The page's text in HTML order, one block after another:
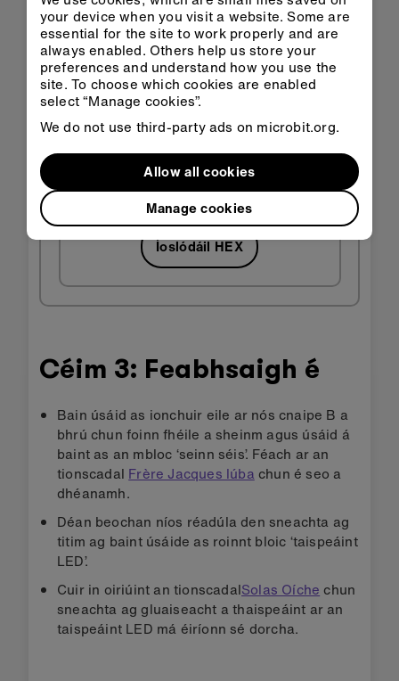
Oscail i
Seomra
ranga
Oscail in
MakeCode
Íoslódáil HEX
Céim 3: Feabhsaigh é
Bain úsáid as ionchuir eile ar nós cnaipe B a
bhrú chun foinn fhéile a sheinm agus úsáid á
baint as an mbloc ‘seinn séis’. Féach ar an
tionscadal Frère Jacques lúba chun é seo a
dhéanamh.
Déan beochan níos réadúla den sneachta ag
titim ag baint úsáide as roinnt bloic ‘taispeáint
LED’.
Cuir in oiriúint an tionscadalSolas Oíche chun
sneachta ag gluaiseacht a thaispeáint ar an
taispeáint LED má éiríonn sé dorcha.
your device when you visit a website. Some are
essential for the site to work properly and are
always enabled. Others help us store your
preferences and understand how you use the
site. To choose which cookies are enabled
select “Manage cookies”.
We do not use third-party ads on microbit.org.
Manage cookies
Allow all cookies